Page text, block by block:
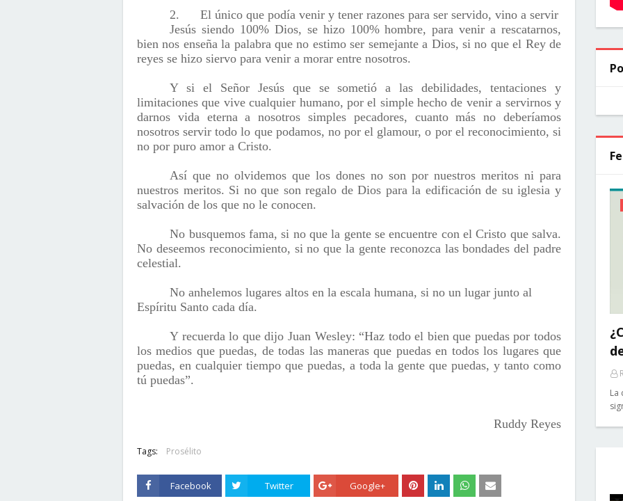
2.
El único que podía venir y tener razones para ser servido, vino a servir
Jesús siendo 100% Dios, se hizo 100% hombre, para venir a rescatarnos,
bien nos enseña la palabra que no estimo ser semejante a Dios, si no que el Rey de
reyes se hizo siervo para venir a morar entre nosotros.
Y si el Señor Jesús que se sometió a las debilidades, tentaciones y
limitaciones que vive cualquier humano, por el simple hecho de venir a servirnos y
darnos vida eterna a nosotros simples pecadores, cuanto más no deberíamos
nosotros servir todo lo que podamos, no por el glamour, o por el reconocimiento, si
no por puro amor a Cristo.
Así que no olvidemos que los dones no son por nuestros meritos ni para
nuestros meritos. Si no que son regalo de Dios para la edificación de su iglesia y
salvación de los que no le conocen.
No busquemos fama, si no que la gente se encuentre con el Cristo que salva.
No deseemos reconocimiento, si no que la gente reconozca las bondades del padre
celestial.
No anhelemos lugares altos en la escala humana, si no un lugar junto al
Espíritu Santo cada día.
Y recuerda lo que dijo Juan Wesley: “Haz todo el bien que puedas por todos
los medios que puedas, de todas las maneras que puedas en todos los lugares que
puedas, en cualquier tiempo que puedas, a toda la gente que puedas, y tanto como
tú puedas”.
Ruddy Reyes
Tags: Prosélito
Facebook Twitter Google+
La